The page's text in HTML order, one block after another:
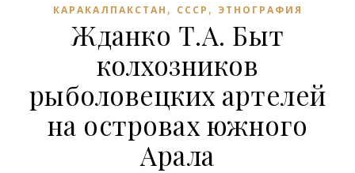
КАРАКАЛПАКСТАН , СССР , ЭТНОГРАФИЯ
Жданко Т.А. Быт
колхозников
рыболовецких артелей
на островах южного
Арала